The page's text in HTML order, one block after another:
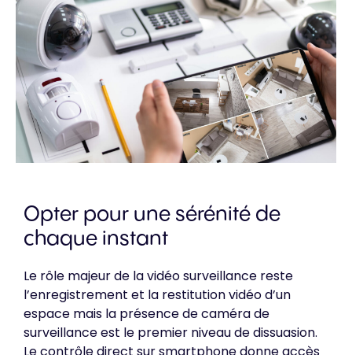
Opter pour une sérénité de
chaque instant
Le rôle majeur de la vidéo surveillance reste
l’enregistrement et la restitution vidéo d’un
espace mais la présence de caméra de
surveillance est le premier niveau de dissuasion.